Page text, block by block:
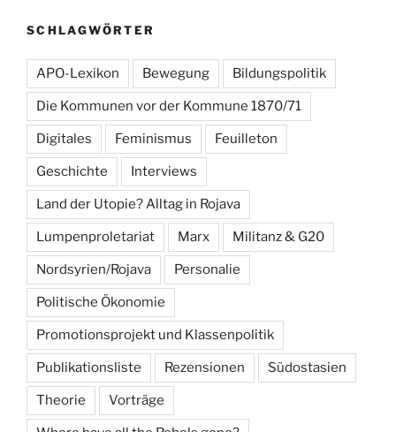
SCHLAGWÖRTER
APO-Lexikon Bewegung Bildungspolitik
Die Kommunen vor der Kommune 1870/71
Digitales Feminismus Feuilleton
Geschichte Interviews
Land der Utopie? Alltag in Rojava
Lumpenproletariat Marx Militanz & G20
Nordsyrien/Rojava Personalie
Politische Ökonomie
Promotionsprojekt und Klassenpolitik
Publikationsliste Rezensionen Südostasien
Theorie Vorträge